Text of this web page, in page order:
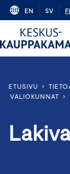
Skip
content
EN SV FI
ETUSIVU ›
VALIOKUNNAT
›